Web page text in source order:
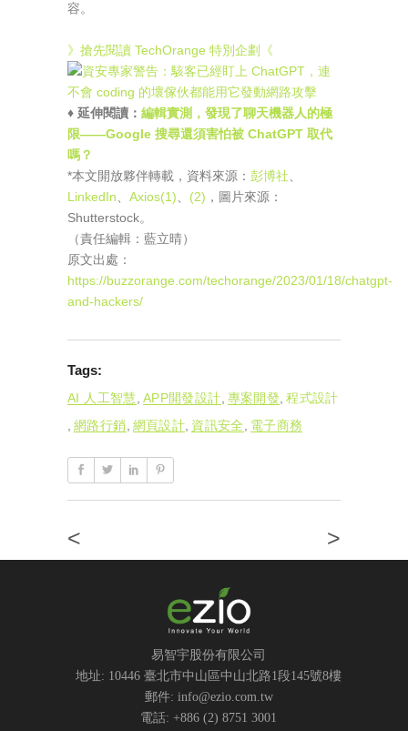
容。
》搶先閱讀 TechOrange 特別企劃《
♦ 延伸閱讀： 編輯實測，發現了聊天機器人的極
限——Google 搜尋還須害怕被 ChatGPT 取代
嗎？
*本文開放夥伴轉載，資料來源： 彭博社
LinkedIn
Axios(1) (2) ，圖片來源：
Shutterstock。
（責任編輯：藍立晴）
原文出處：
https://buzzorange.com/techorange/2023/01/18/chatgpt-
and-hackers/
Tags:
AI 人工智慧 APP開發設計 專案開發 程式設計
網路行銷 網頁設計 資訊安全 電子商務
< >
易智宇股份有限公司
地址: 10446 臺北市中山區中山北路1段145號8樓
郵件: info@ezio.com.tw
電話: +886 (2) 8751 3001